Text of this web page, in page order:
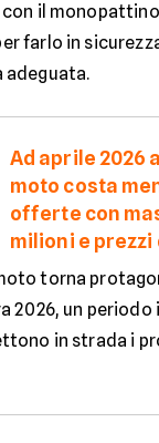
il
farlo in
adeguata.
Ad aprile 2026
moto costa
offerte con
milioni e prezzi
torna
2026, un periodo
in strada i